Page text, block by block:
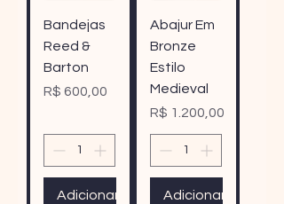
Bandejas
Reed &
Barton
Preço
R$ 600,00
Adicionar
Abajur Em
Bronze
Estilo
Medieval
Preço
R$ 1.200,00
Adicionar